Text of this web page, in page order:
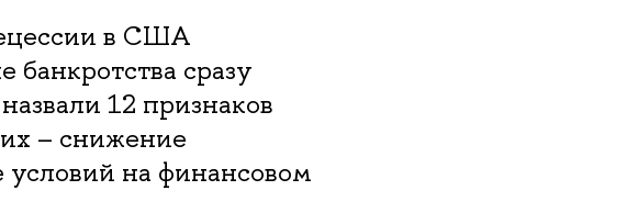
в США
банкротства сразу
12 признаков
– снижение
на финансовом